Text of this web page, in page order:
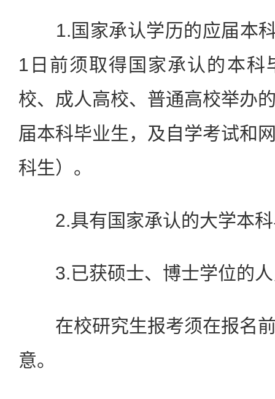
1.国家承认学历的应届本科
1日前须取得国家承认的本科
校、成人高校、普通高校举办
届本科毕业生，及自学考试和
科生）。
2.具有国家承认的大学本科
3.已获硕士、博士学位的人
在校研究生报考须在报名前
意。